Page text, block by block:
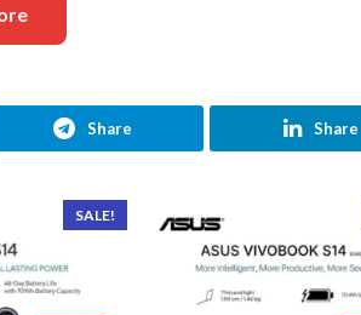
Share Share
SALE!